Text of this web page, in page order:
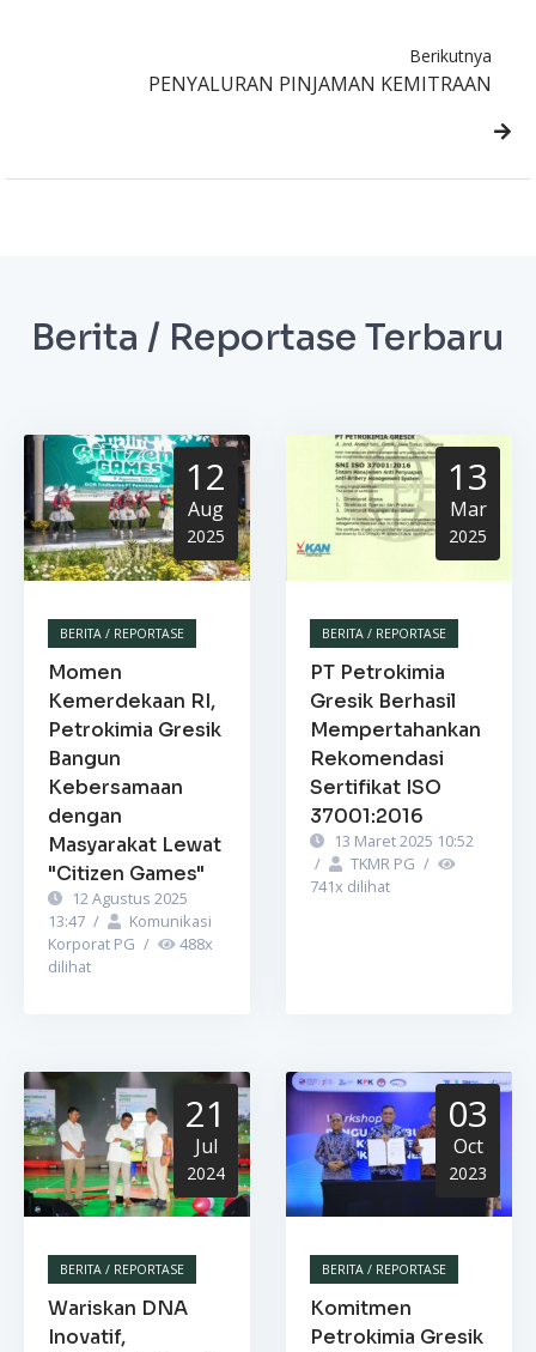
Berikutnya
PENYALURAN PINJAMAN KEMITRAAN
Berita / Reportase Terbaru
12
Aug
2025
BERITA / REPORTASE
Momen
Kemerdekaan RI,
Petrokimia Gresik
Bangun
Kebersamaan
dengan
Masyarakat Lewat
"Citizen Games"
12 Agustus 2025
13:47 /
Komunikasi
Korporat PG / 488x
dilihat
13
Mar
2025
BERITA / REPORTASE
PT Petrokimia
Gresik Berhasil
Mempertahankan
Rekomendasi
Sertifikat ISO
37001:2016
13 Maret 2025 10:52
/
TKMR PG /
741x dilihat
21
Jul
2024
BERITA / REPORTASE
Wariskan DNA
Inovatif,
03
Oct
2023
BERITA / REPORTASE
Komitmen
Petrokimia Gresik